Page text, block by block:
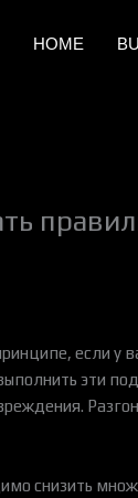
HOME
если у
эти
снизить